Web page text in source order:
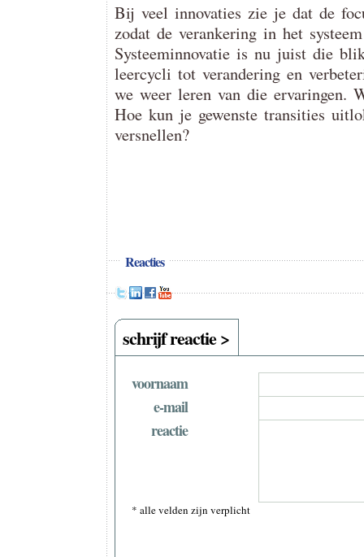
Bij veel innovaties zie je dat de
zodat de verankering in het
Systeeminnovatie is nu juist die
leercycli tot verandering en
we weer leren van die ervaringen.
Hoe kun je gewenste transities
versnellen?
Reacties
schrijf reactie >
voornaam
e-mail
reactie
* alle velden zijn verplicht